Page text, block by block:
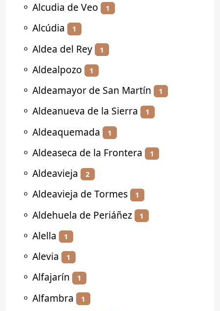
⚬ Alcudia de Veo 1
⚬ Alcúdia 1
⚬ Aldea del Rey 1
⚬ Aldealpozo 1
⚬ Aldeamayor de San Martín 1
⚬ Aldeanueva de la Sierra 1
⚬ Aldeaquemada 1
⚬ Aldeaseca de la Frontera 1
⚬ Aldeavieja 2
⚬ Aldeavieja de Tormes 1
⚬ Aldehuela de Periáñez 1
⚬ Alella 1
⚬ Alevia 1
⚬ Alfajarín 1
⚬ Alfambra 1